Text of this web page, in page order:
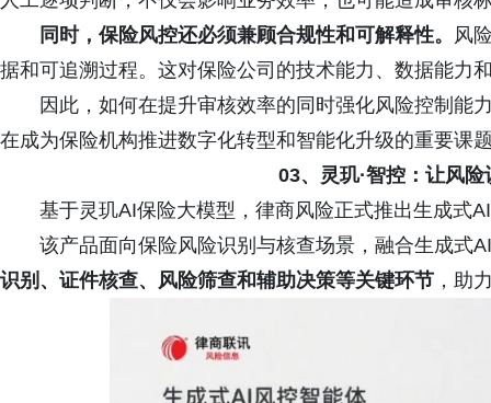
同时，保险风控还必须兼顾合规性和可解释性。 风
据和可追溯过程。这对保险公司的技术能力、数据能力
因此，如何在提升审核效率的同时强化风险控制能
在成为保险机构推进数字化转型和智能化升级的重要课
03、灵玑·智控：让风
基于灵玑AI保险大模型，律商风险正式推出生成式
该产品面向保险风险识别与核查场景，融合生成式
识别、证件核查、风险筛查和辅助决策等关键环节 ，助